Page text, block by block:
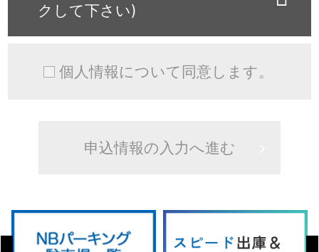
クして下さい)
個人情報について同意します。